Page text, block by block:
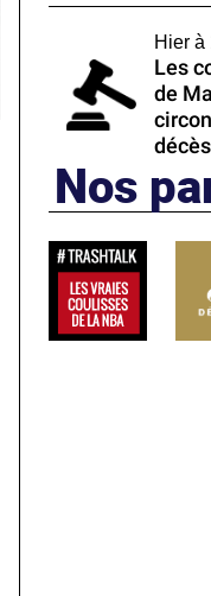
Hier à
Les
de
décès
Nos